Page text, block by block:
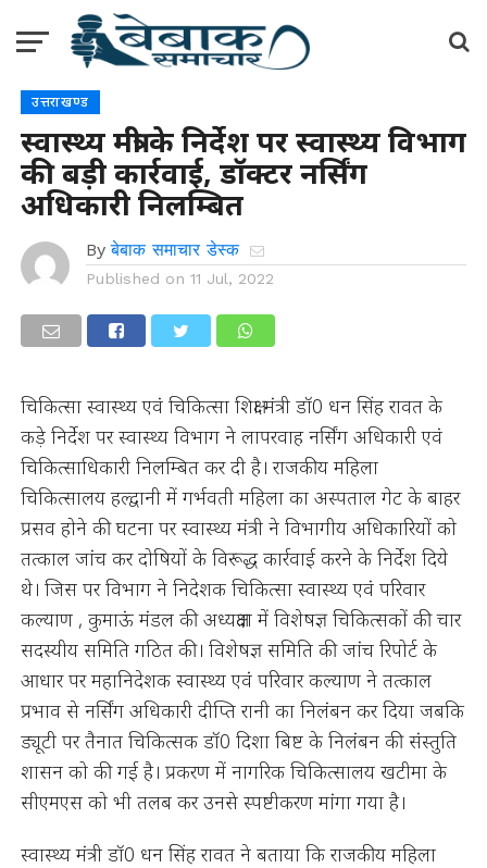
उत्तराखण्ड
स्वास्थ्य मंत्री के निर्देश पर स्वास्थ्य विभाग
की बड़ी कार्रवाई, डॉक्टर नर्सिंग
अधिकारी निलम्बित
By बेबाक समाचार डेस्क
Published on 11 Jul, 2022
चिकित्सा स्वास्थ्य एवं चिकित्सा शिक्षा मंत्री डॉ0 धन सिंह रावत के
कड़े निर्देश पर स्वास्थ्य विभाग ने लापरवाह नर्सिंग अधिकारी एवं
चिकित्साधिकारी निलम्बित कर दी है। राजकीय महिला
चिकित्सालय हल्द्वानी में गर्भवती महिला का अस्पताल गेट के बाहर
प्रसव होने की घटना पर स्वास्थ्य मंत्री ने विभागीय अधिकारियों को
तत्काल जांच कर दोषियों के विरूद्ध कार्रवाई करने के निर्देश दिये
थे। जिस पर विभाग ने निदेशक चिकित्सा स्वास्थ्य एवं परिवार
कल्याण , कुमाऊं मंडल की अध्यक्षता में विशेषज्ञ चिकित्सकों की चार
सदस्यीय समिति गठित की। विशेषज्ञ समिति की जांच रिपोर्ट के
आधार पर महानिदेशक स्वास्थ्य एवं परिवार कल्याण ने तत्काल
प्रभाव से नर्सिंग अधिकारी दीप्ति रानी का निलंबन कर दिया जबकि
ड्यूटी पर तैनात चिकित्सक डॉ0 दिशा बिष्ट के निलंबन की संस्तुति
शासन को की गई है। प्रकरण में नागरिक चिकित्सालय खटीमा के
सीएमएस को भी तलब कर उनसे स्पष्टीकरण मांगा गया है।
स्वास्थ्य मंत्री डॉ0 धन सिंह रावत ने बताया कि राजकीय महिला